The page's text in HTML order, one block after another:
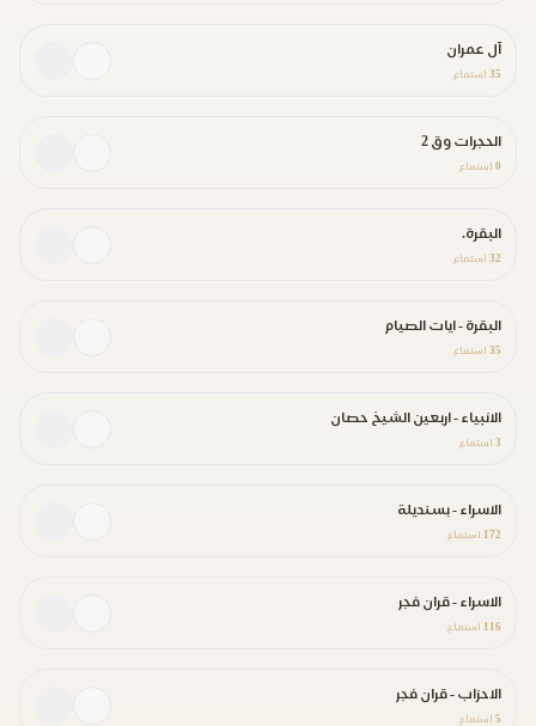
آل عمران
35 استماع
الحجرات وق 2
0 استماع
البقرة.
32 استماع
البقرة - ايات الصيام
35 استماع
الانبياء - اربعين الشيخ حصان
3 استماع
الاسراء - بسنديلة
172 استماع
الاسراء - قران فجر
116 استماع
الاحزاب - قران فجر
5 استماع